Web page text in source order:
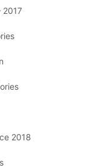
2017
2018